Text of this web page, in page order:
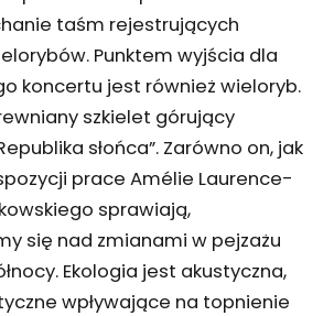
taśm rejestrujących
Punktem wyjścia dla
koncertu jest również wieloryb.
szkielet górujący
słońca”. Zarówno on, jak
prace Amélie Laurence-
sprawiają,
się nad zmianami w pejzażu
Ekologia jest akustyczna,
wpływające na topnienie